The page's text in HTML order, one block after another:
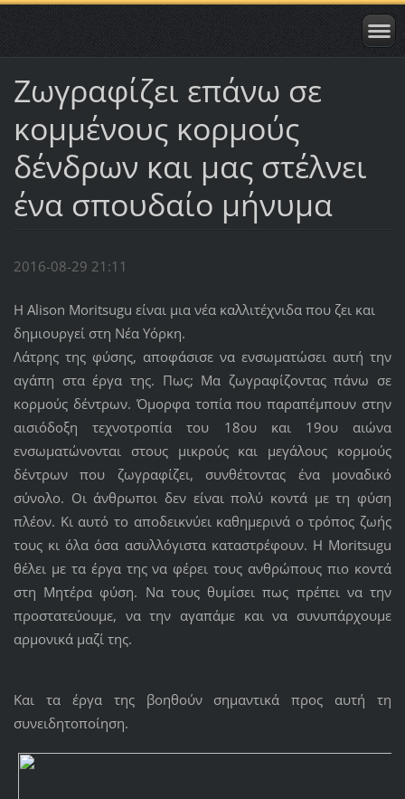
Ζωγραφίζει επάνω σε
κομμένους κορμούς
δένδρων και μας στέλνει
ένα σπουδαίο μήνυμα
2016-08-29 21:11
Η Alison Moritsugu είναι μια νέα καλλιτέχνιδα που ζει και
δημιουργεί στη Νέα Υόρκη.
Λάτρης της φύσης, αποφάσισε να ενσωματώσει αυτή την
αγάπη στα έργα της. Πως; Μα ζωγραφίζοντας πάνω σε
κορμούς δέντρων. Όμορφα τοπία που παραπέμπουν στην
αισιόδοξη τεχνοτροπία του 18ου και 19ου αιώνα
ενσωματώνονται στους μικρούς και μεγάλους κορμούς
δέντρων που ζωγραφίζει, συνθέτοντας ένα μοναδικό
σύνολο. Οι άνθρωποι δεν είναι πολύ κοντά με τη φύση
πλέον. Κι αυτό το αποδεικνύει καθημερινά ο τρόπος ζωής
τους κι όλα όσα ασυλλόγιστα καταστρέφουν. Η Moritsugu
θέλει με τα έργα της να φέρει τους ανθρώπους πιο κοντά
στη Μητέρα φύση. Να τους θυμίσει πως πρέπει να την
προστατεύουμε, να την αγαπάμε και να συνυπάρχουμε
αρμονικά μαζί της.
Και τα έργα της βοηθούν σημαντικά προς αυτή τη
συνειδητοποίηση.